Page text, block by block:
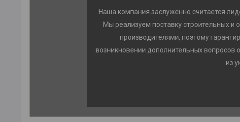
Наша компания заслуженно считается
Мы реализуем поставку строительных
производителями, поэтому
возникновении дополнительных вопросов
из